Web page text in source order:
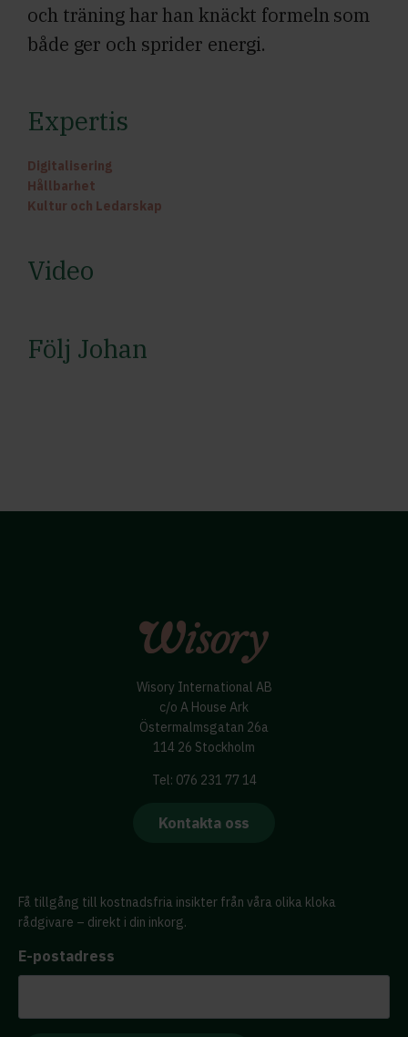
och träning har han knäckt formeln som
både ger och sprider energi.
Expertis
Digitalisering
Hållbarhet
Kultur och Ledarskap
Video
Följ Johan
Wisory International AB
c/o A House Ark
Östermalmsgatan 26a
114 26 Stockholm
Tel: 076 231 77 14
Kontakta oss
Få tillgång till kostnadsfria insikter från våra olika kloka
rådgivare – direkt i din inkorg.
E-postadress